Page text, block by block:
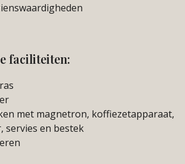
faciliteiten:
met magnetron, koffiezetapparaat,
servies en bestek